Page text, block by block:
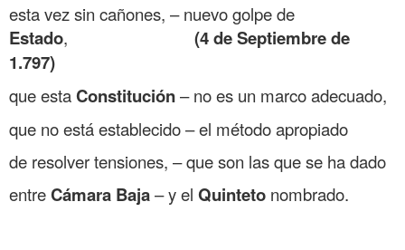
esta vez sin cañones, – nuevo golpe de
Estado, (4 de Septiembre de
1.797)
que estaConstitución– no es un marco adecuado,
que no está establecido – el método apropiado
de resolver tensiones, – que son las que se ha dado
entreCámara Baja– y el Quinteto nombrado.